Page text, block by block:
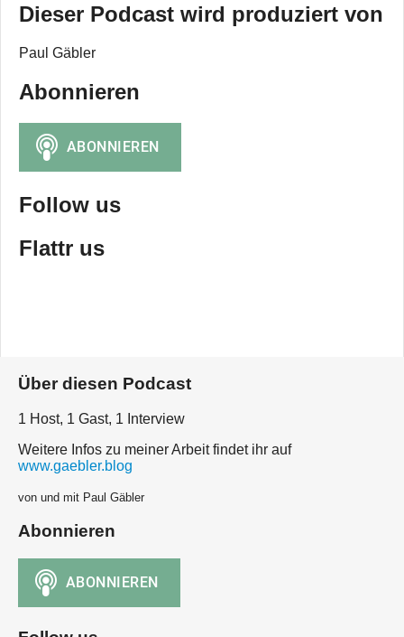
Dieser Podcast wird produziert von
Paul Gäbler
Abonnieren
Follow us
Flattr us
Über diesen Podcast
1 Host, 1 Gast, 1 Interview
Weitere Infos zu meiner Arbeit findet ihr auf
www.gaebler.blog
von und mit Paul Gäbler
Abonnieren